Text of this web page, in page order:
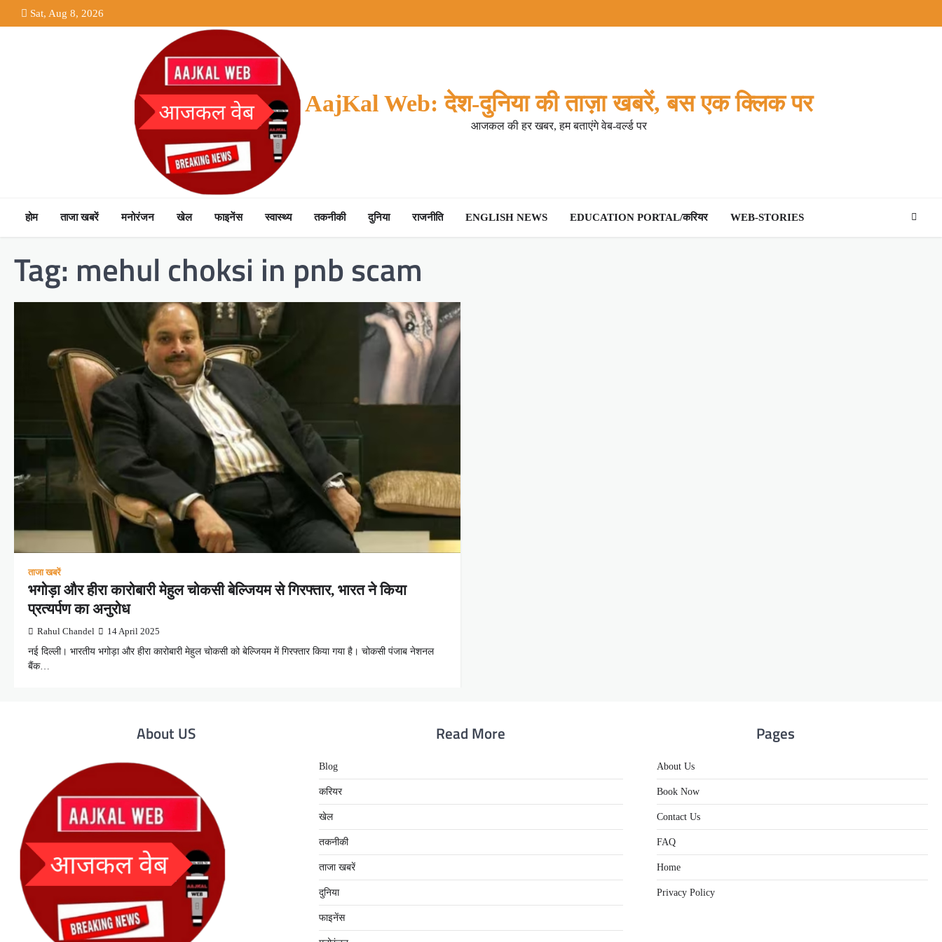
to
Sat, Aug 8, 2026
AajKal Web: देश-दुनिया की ताज़ा खबरें, बस एक क्लिक पर
आजकल की हर खबर, हम बताएंगे वेब-वर्ल्ड पर
होम ताजा खबरें मनोरंजन खेल फाइनेंस स्वास्थ्य तकनीकी दुनिया राजनीति ENGLISH NEWS EDUCATION PORTAL/करियर WEB-STORIES
Tag: mehul choksi in pnb scam
ताजा खबरें
भगोड़ा और हीरा कारोबारी मेहुल चोकसी बेल्जियम से गिरफ्तार, भारत ने किया
प्रत्यर्पण का अनुरोध
Rahul Chandel 14 April 2025
नई दिल्ली। भारतीय भगोड़ा और हीरा कारोबारी मेहुल चोकसी को बेल्जियम में गिरफ्तार किया गया है। चोकसी पंजाब नेशनल
बैंक…
About US Read More
Blog
करियर
खेल
तकनीकी
ताजा खबरें
दुनिया
फाइनेंस
Pages
About Us
Book Now
Contact Us
FAQ
Home
Privacy Policy